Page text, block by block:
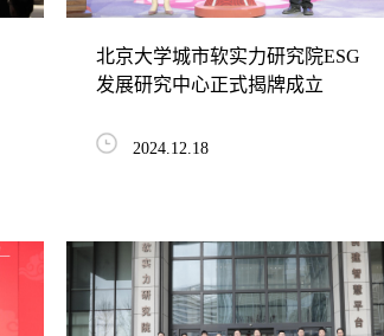
北京大学城市软实力研究院ESG
发展研究中心正式揭牌成立
2024.12.18